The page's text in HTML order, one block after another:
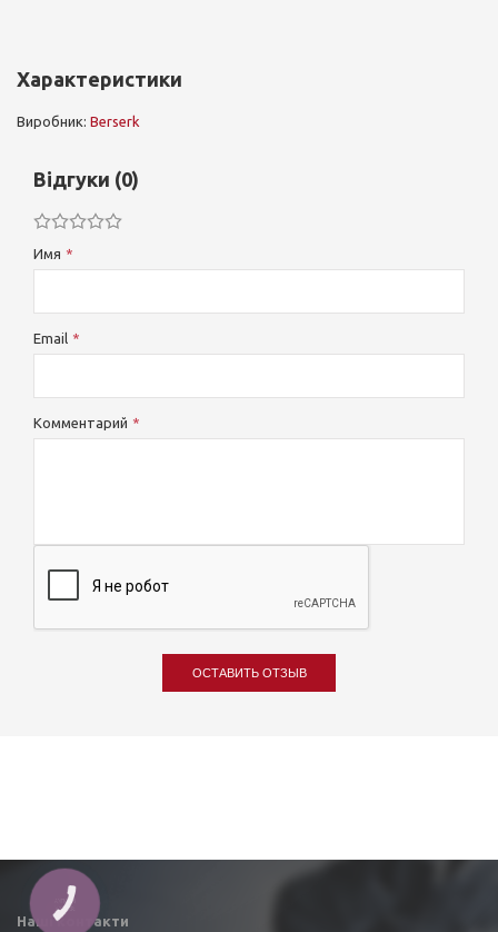
Характеристики
Виробник: Berserk
Відгуки (0)
Имя
Email
Комментарий
ОСТАВИТЬ ОТЗЫВ
Наші контакти
КНОПКА
ЗВ'ЯЗКУ